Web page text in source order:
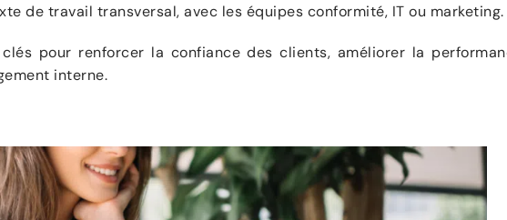
de travail transversal, avec les équipes conformité, IT ou marketing.
pour renforcer la confiance des clients, améliorer la
interne.